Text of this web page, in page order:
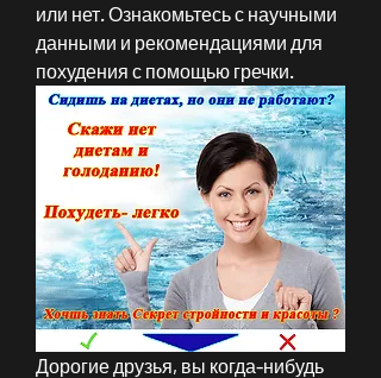
или нет. Ознакомьтесь с научными
данными и рекомендациями для
похудения с помощью гречки.
Дорогие друзья, вы когда-нибудь